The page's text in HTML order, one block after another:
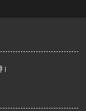
Job Circular